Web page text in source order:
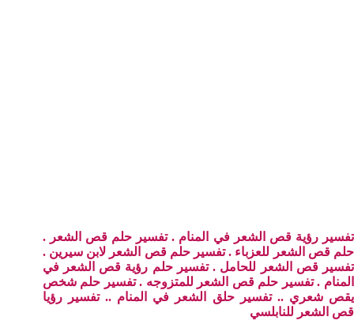
تفسير رؤية قص الشعر في المنام . تفسير حلم قص الشعر .
حلم قص الشعر للعزباء . تفسير حلم قص الشعر لابن سيرين .
تفسير قص الشعر للحامل . تفسير حلم رؤية قص الشعر في
المنام . تفسير حلم قص الشعر للمتزوجه . تفسير حلم شخص
يقص شعري .. تفسير حلق الشعر في المنام .. تفسير رؤيا
قص الشعر للنابلسي